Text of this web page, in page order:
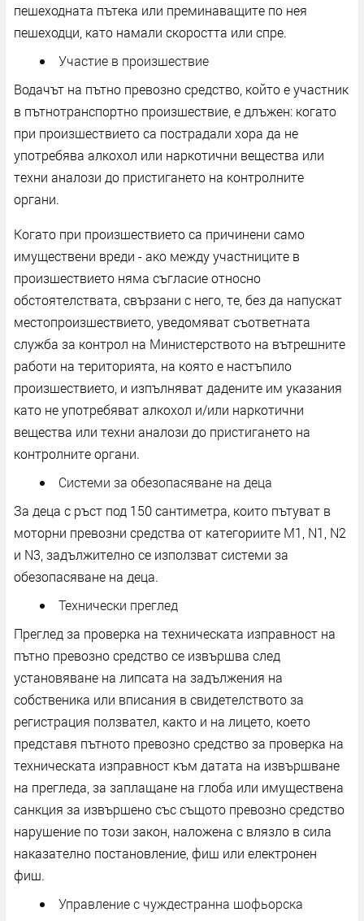
пешеходната пътека или преминаващите по нея
пешеходци, като намали скоростта или спре.
Участие в произшествие
Водачът на пътно превозно средство, който е участник
в пътнотранспортно произшествие, е длъжен: когато
при произшествието са пострадали хора да не
употребява алкохол или наркотични вещества или
техни аналози до пристигането на контролните
органи.
Когато при произшествието са причинени само
имуществени вреди - ако между участниците в
произшествието няма съгласие относно
обстоятелствата, свързани с него, те, без да напускат
местопроизшествието, уведомяват съответната
служба за контрол на Министерството на вътрешните
работи на територията, на която е настъпило
произшествието, и изпълняват дадените им указания
като не употребяват алкохол и/или наркотични
вещества или техни аналози до пристигането на
контролните органи.
Системи за обезопасяване на деца
За деца с ръст под 150 сантиметра, които пътуват в
моторни превозни средства от категориите M1, N1, N2
и N3, задължително се използват системи за
обезопасяване на деца.
Технически преглед
Преглед за проверка на техническата изправност на
пътно превозно средство се извършва след
установяване на липсата на задължения на
собственика или вписания в свидетелството за
регистрация ползвател, както и на лицето, което
представя пътното превозно средство за проверка на
техническата изправност към датата на извършване
на прегледа, за заплащане на глоба или имуществена
санкция за извършено със същото превозно средство
нарушение по този закон, наложена с влязло в сила
наказателно постановление, фиш или електронен
фиш.
Управление с чуждестранна шофьорска